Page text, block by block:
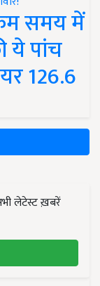
समय में
ये पांच
126.6
लेटेस्ट ख़बरें